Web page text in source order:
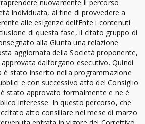
nuovamente il percorso
individuata, al fine di provvedere a
alle esigenze dell’Ente i contenuti
di questa fase, il citato gruppo di
alla Giunta una relazione
aggiornata della Società proponente,
dall’organo esecutivo. Quindi
stato inserito nella programmazione
e con successivo atto del Consiglio
stato approvato formalmente e ne è
interesse. In questo percorso, che
atto consiliare nel mese di marzo
entrata in vigore del Correttivo